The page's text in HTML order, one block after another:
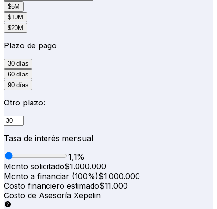
$5M
$10M
$20M
Plazo de pago
30 días
60 días
90 días
Otro plazo:
Tasa de interés mensual
1,1%
Monto solicitado$1.000.000
Monto a financiar (100%)$1.000.000
Costo financiero estimado$11.000
Costo de Asesoría Xepelin